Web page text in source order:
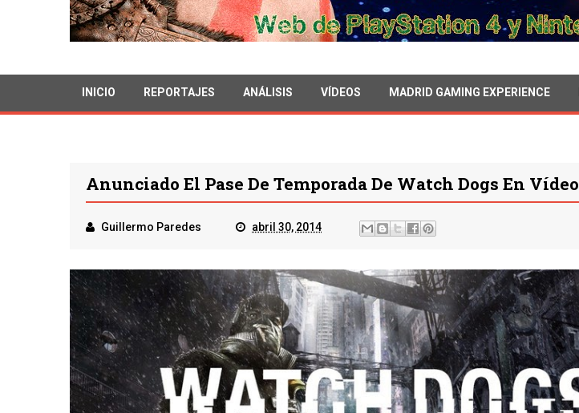
INICIO REPORTAJES ANÁLISIS VÍDEOS MADRID GAMING EXPERIENCE
Anunciado El Pase De Temporada De Watch Dogs En Vídeo
Guillermo Paredes abril 30, 2014